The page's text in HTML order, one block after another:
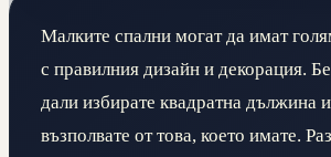
Малките спални могат да имат
с правилния дизайн и декорация.
дали избирате квадратна дължина
възполвате от това, което имате.